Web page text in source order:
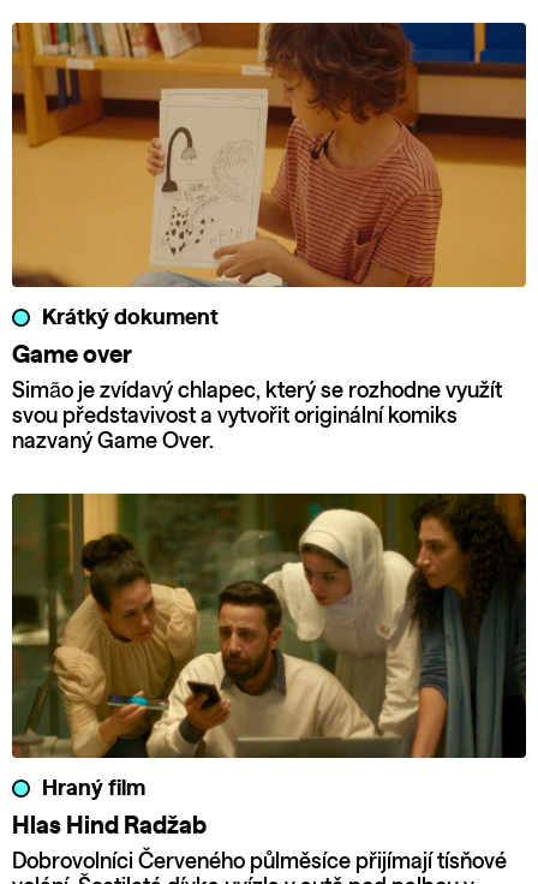
Krátký dokument
Game over
Simão je zvídavý chlapec, který se rozhodne využít
svou představivost a vytvořit originální komiks
nazvaný Game Over.
Hraný film
Hlas Hind Radžab
Dobrovolníci Červeného půlměsíce přijímají tísňové